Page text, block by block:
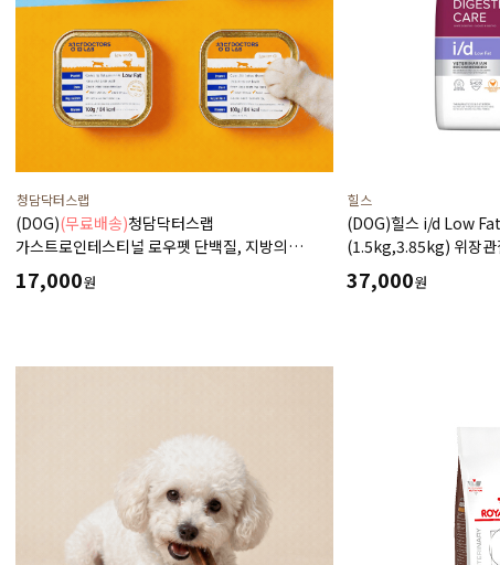
청담닥터스랩
(DOG)(무료배송)청담닥터스랩
가스트로인테스티널 로우펫 단백질, 지방의
함량을 줄인 습식 캔사료 600g(100gx6ea)
저지방처방습식,췌장염 ,소화기질환,고지혈증,
17,000원
힐스
(DOG)힐스 i/d Low
(1.5kg,3.85kg) 위장관
처방식,처방사료
37,000원